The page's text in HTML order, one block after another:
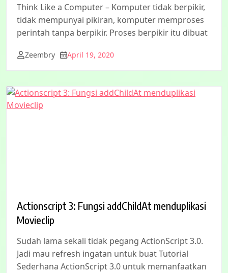
Think Like a Computer – Komputer tidak berpikir,
tidak mempunyai pikiran, komputer memproses
perintah tanpa berpikir. Proses berpikir itu dibuat
Zeembry April 19, 2020
Actionscript 3: Fungsi addChildAt menduplikasi
Movieclip
Sudah lama sekali tidak pegang ActionScript 3.0.
Jadi mau refresh ingatan untuk buat Tutorial
Sederhana ActionScript 3.0 untuk memanfaatkan